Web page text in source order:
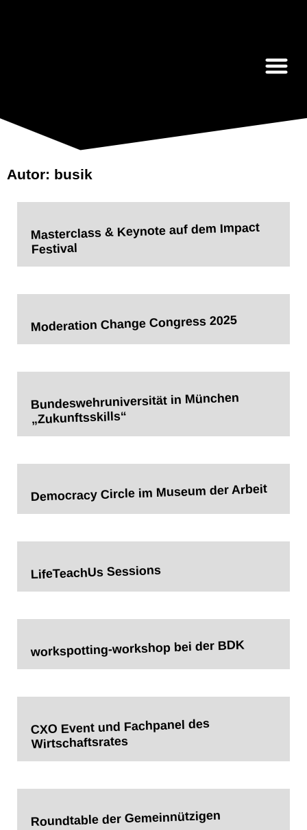
Autor: busik
Masterclass & Keynote auf dem Impact
Festival
Moderation Change Congress 2025
Bundeswehruniversität in München
„Zukunftsskills“
Democracy Circle im Museum der Arbeit
LifeTeachUs Sessions
workspotting-workshop bei der BDK
CXO Event und Fachpanel des
Wirtschaftsrates
Roundtable der Gemeinnützigen